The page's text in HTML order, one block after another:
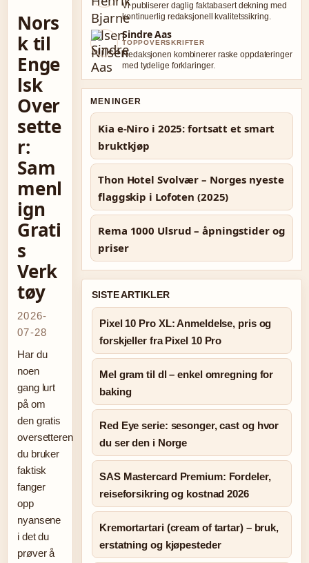
Nors
k til
Enge
lsk
Over
sette
r:
Sam
menl
ign
Grati
s
Verk
tøy
2026-
07-28
Har du
noen
gang lurt
på om
den gratis
oversetteren
du bruker
faktisk
fanger
opp
nyansene
i det du
prøver å
Vi publiserer daglig faktabasert dekning med
kontinuerlig redaksjonell kvalitetssikring.
Sindre Aas
TOPPOVERSKRIFTER
Redaksjonen kombinerer raske oppdateringer
med tydelige forklaringer.
MENINGER
Kia e-Niro i 2025: fortsatt et smart
bruktkjøp
Thon Hotel Svolvær – Norges nyeste
flaggskip i Lofoten (2025)
Rema 1000 Ulsrud – åpningstider og
priser
SISTE ARTIKLER
Pixel 10 Pro XL: Anmeldelse, pris og
forskjeller fra Pixel 10 Pro
Mel gram til dl – enkel omregning for
baking
Red Eye serie: sesonger, cast og hvor
du ser den i Norge
SAS Mastercard Premium: Fordeler,
reiseforsikring og kostnad 2026
Kremortartari (cream of tartar) – bruk,
erstatning og kjøpesteder